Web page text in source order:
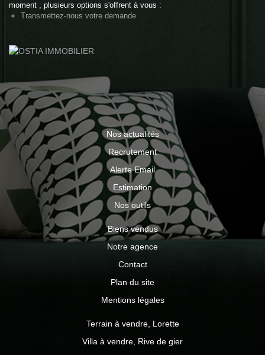
moment , plusieurs options s'offrent à vous :
Transmettez-nous votre demande
Nos actualités
Recrutement
Alerte Email
Estimation
Nos outils
Biens vendus
Notre agence
Contact
Plan du site
Mentions légales
Terrain à vendre, Lorette
Villa à vendre, Rive de gier